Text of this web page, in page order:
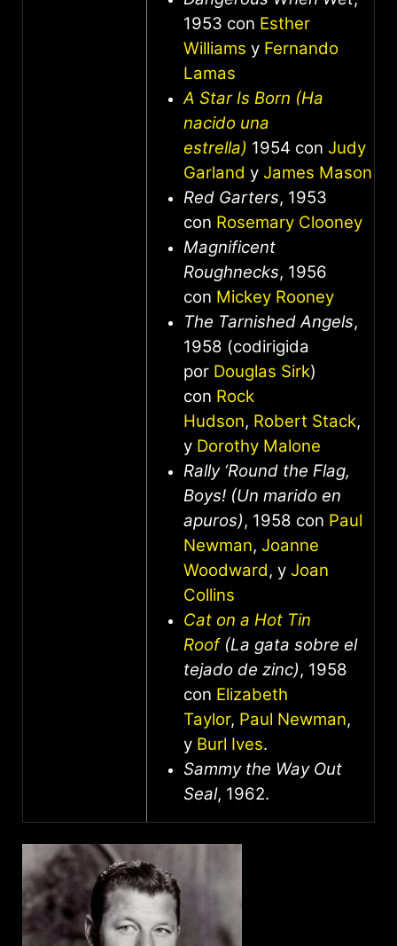
1953 con Esther
Williams y Fernando
Lamas
A Star Is Born (Ha
nacido una
estrella) 1954 con Judy
Garland y James Mason
Red Garters, 1953
con Rosemary Clooney
Magnificent
Roughnecks, 1956
con Mickey Rooney
The Tarnished Angels,
1958 (codirigida
por Douglas Sirk)
con Rock
Hudson, Robert Stack,
y Dorothy Malone
Rally ‘Round the Flag,
Boys! (Un marido en
apuros), 1958 con Paul
Newman, Joanne
Woodward, y Joan
Collins
Cat on a Hot Tin
Roof(La gata sobre el
tejado de zinc), 1958
con Elizabeth
Taylor, Paul Newman,
y Burl Ives.
Sammy the Way Out
Seal, 1962.